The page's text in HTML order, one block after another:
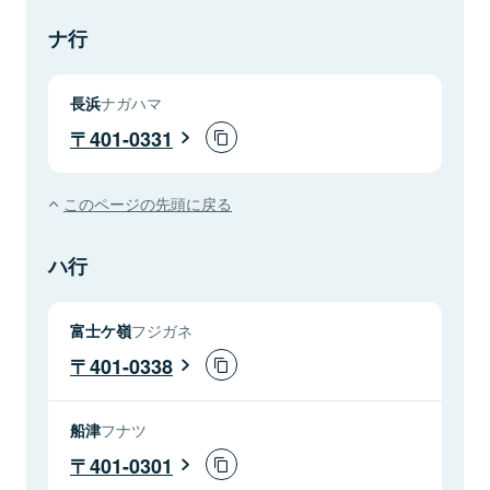
ナ行
長浜ナガハマ
401-0331
このページの先頭に戻る
ハ行
富士ケ嶺フジガネ
401-0338
船津フナツ
401-0301